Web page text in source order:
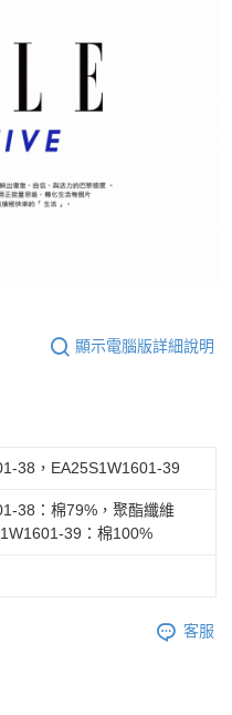
顯示電腦版詳細說明
38，EA25S1W1601-39
38：棉79%，聚酯纖維
39：棉100%
客服